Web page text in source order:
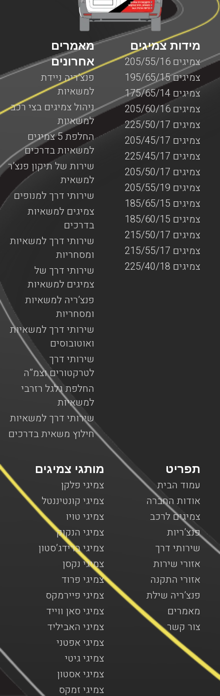
מאמרים
אחרונים
פנצ’ריה ניידת
למשאיות
ניהול צמיגים בצי רכב
למשאיות
החלפת 5 צמיגים
למשאיות בדרכים
שירות של תיקון פנצ’ר
למשאית
שירותי דרך למנופים
צמיגים למשאיות
בדרכים
שירותי דרך למשאיות
ומסחריות
שירותי דרך של
צמיגים למשאיות
פנצ’ריה למשאיות
ומסחריות
שירותי דרך למשאיות
ואוטובוסים
שירותי דרך
לטרקטורים וצמ”ה
החלפת גלגל רזרבי
למשאיות
שירותי דרך למשאיות
חילוץ משאית בדרכים
מידות צמיגים
צמיגים 205/55/16
צמיגים 195/65/15
צמיגים 175/65/14
צמיגים 205/60/16
צמיגים 225/50/17
צמיגים 205/45/17
צמיגים 225/45/17
צמיגים 205/50/17
צמיגים 205/55/19
צמיגים 185/65/15
צמיגים 185/60/15
צמיגים 215/50/17
צמיגים 215/55/17
צמיגים 225/40/18
מותגי צמיגים
צמיגי פלקן
צמיגי קונטיננטל
צמיגי טויו
צמיגי הנקוק
צמיגי ברידג’סטון
צמיגי נקסן
צמיגי פרוד
צמיגי פיירמקס
צמיגי סאן ווייד
צמיגי האביליד
צמיגי אפטני
צמיגי גיטי
צמיגי אסטון
צמיגי זמקס
תפריט
עמוד הבית
אודות החברה
צמיגים לרכב
פנצ’ריות
שירותי דרך
אזורי שירות
אזורי התקנה
פנצ’ריה שילת
מאמרים
צור קשר